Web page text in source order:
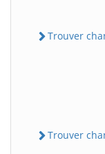
Trouver
Trouver